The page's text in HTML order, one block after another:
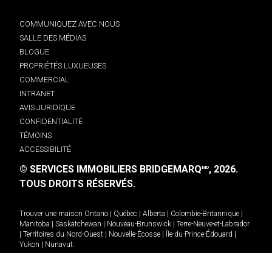
COMMUNIQUEZ AVEC NOUS
SALLE DES MÉDIAS
BLOGUE
PROPRIÉTÉS LUXUEUSES
COMMERCIAL
INTRANET
AVIS JURIDIQUE
CONFIDENTIALITÉ
TÉMOINS
ACCESSIBILITÉ
© SERVICES IMMOBILIERS BRIDGEMARQMD, 2026.
TOUS DROITS RÉSERVÉS.
Trouver une maison Ontario Québec Alberta Colombie-Britannique
Manitoba
Saskatchewan Nouveau-Brunswick
Terre-Neuve-et-Labrador
Territoires du Nord-Ouest Nouvelle-Écosse Île-du-Prince-Édouard
Yukon
Nunavut.